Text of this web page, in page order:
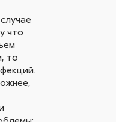
что
то